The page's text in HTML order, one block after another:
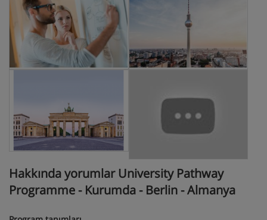
Hakkında yorumlar University Pathway
Programme - Kurumda - Berlin - Almanya